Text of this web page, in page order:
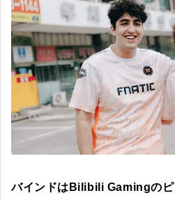
バインドはBilibili Gamingのピ